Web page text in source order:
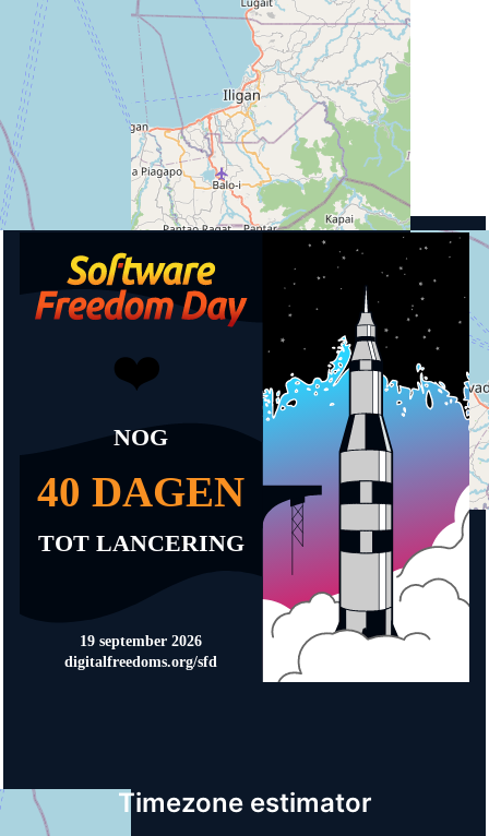
Straat Andres Bonifacio Avenue
Plaats 9200 Iligan
Land Filipijnen
Aankomende activiteiten
Timezone estimator